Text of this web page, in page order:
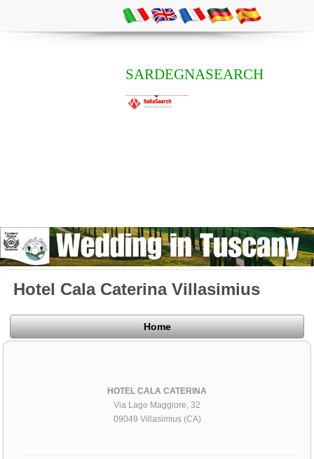
SARDEGNASEARCH
Hotel Cala Caterina Villasimius
Home
HOTEL CALA CATERINA
Via Lago Maggiore, 32
09049 Villasimius (CA)